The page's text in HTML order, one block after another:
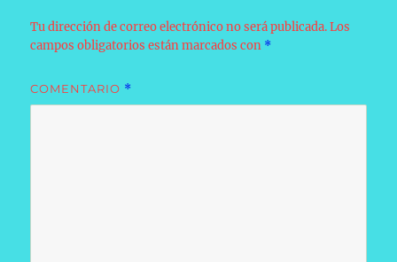
Tu dirección de correo electrónico no será publicada. Los
campos obligatorios están marcados con *
COMENTARIO *